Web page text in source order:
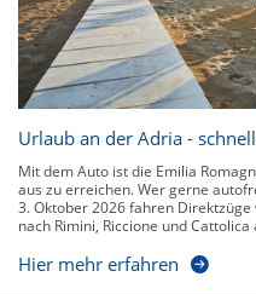
Urlaub an der Adria -
Mit dem Auto ist die Emilia
aus zu erreichen. Wer gerne
3. Oktober 2026 fahren
nach Rimini, Riccione und
Hier mehr erfahren